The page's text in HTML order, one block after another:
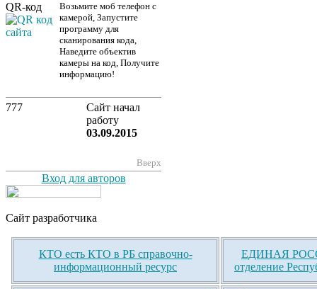
QR-код
Возьмите моб телефон с
камерой, Запустите
программу для
сканирования кода,
Наведите объектив
камеры на код, Получите
информацию!
777
Сайт начал
работу
03.09.2015
Вверх
Вход для авторов
Сайт разработчика
КТО есть КТО в РБ справочно-
информационный ресурс
ЕДИНАЯ
отделение